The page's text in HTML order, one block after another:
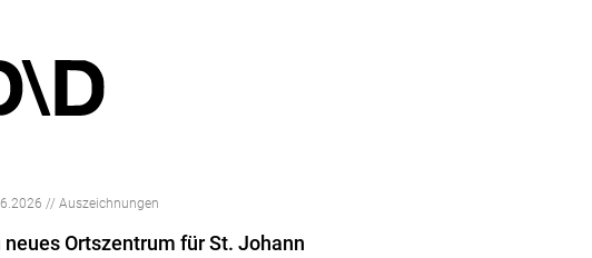
// Auszeichnungen
neues Ortszentrum für St. Johann